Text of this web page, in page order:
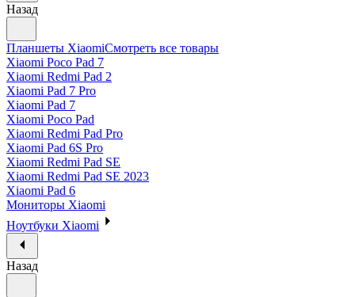
Назад
Планшеты XiaomiСмотреть все товары
Xiaomi Poco Pad 7
Xiaomi Redmi Pad 2
Xiaomi Pad 7 Pro
Xiaomi Pad 7
Xiaomi Poco Pad
Xiaomi Redmi Pad Pro
Xiaomi Pad 6S Pro
Xiaomi Redmi Pad SE
Xiaomi Redmi Pad SE 2023
Xiaomi Pad 6
Мониторы Xiaomi
Ноутбуки Xiaomi
Назад